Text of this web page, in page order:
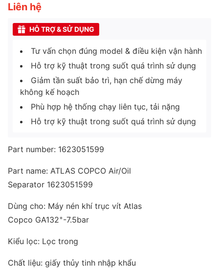
Liên hệ
HỖ TRỢ & SỬ DỤNG
Tư vấn chọn đúng model & điều kiện vận hành
Hỗ trợ kỹ thuật trong suốt quá trình sử dụng
Giảm tần suất bảo trì, hạn chế dừng máy
không kế hoạch
Phù hợp hệ thống chạy liên tục, tải nặng
Hỗ trợ kỹ thuật trong suốt quá trình sử dụng
Part number: 1623051599
Part name: ATLAS COPCO Air/Oil
Separator 1623051599
Dùng cho: Máy nén khí trục vít Atlas
Copco GA132+-7.5bar
Kiểu lọc: Lọc trong
Chất liệu: giấy thủy tinh nhập khẩu